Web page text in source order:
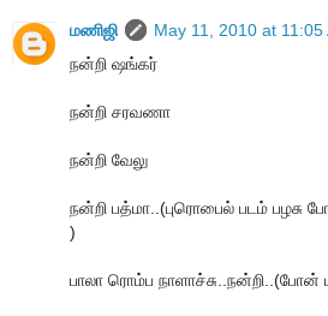
மணிஜி
May 11, 2010 at 11:05
நன்றி ஷங்கர்
நன்றி சரவணா
நன்றி வேலு
நன்றி பத்மா..(புரொபைல் படம் பழசு
)
பாலா ரொம்ப